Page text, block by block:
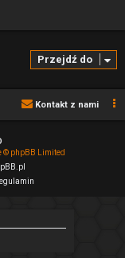
Przejdź do
Kontakt z nami
© phpBB Limited